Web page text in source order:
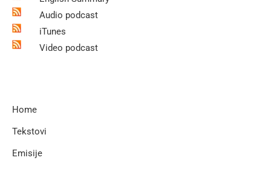
Audio podcast
iTunes
Video podcast
Home
Tekstovi
Emisije